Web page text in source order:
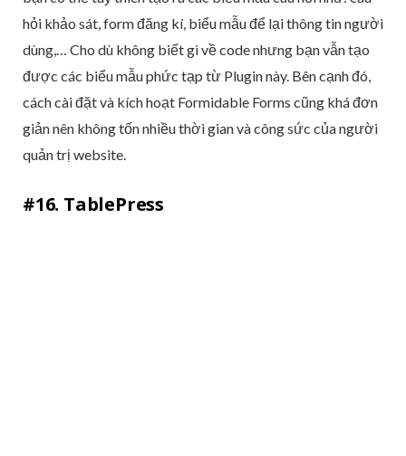
hỏi khảo sát, form đăng kí, biểu mẫu để lại thông tin người
dùng,… Cho dù không biết gì về code nhưng bạn vẫn tạo
được các biểu mẫu phức tạp từ Plugin này. Bên cạnh đó,
cách cài đặt và kích hoạt Formidable Forms cũng khá đơn
giản nên không tốn nhiều thời gian và công sức của người
quản trị website.
#16. TablePress